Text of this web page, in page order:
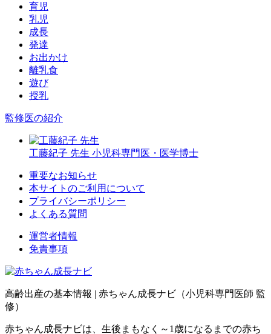
育児
乳児
成長
発達
お出かけ
離乳食
遊び
授乳
監修医の紹介
工藤紀子 先生 小児科専門医・医学博士
重要なお知らせ
本サイトのご利用について
プライバシーポリシー
よくある質問
運営者情報
免責事項
高齢出産の基本情報 | 赤ちゃん成長ナビ（小児科専門医師 監
修）
赤ちゃん成長ナビは、生後まもなく～1歳になるまでの赤ち